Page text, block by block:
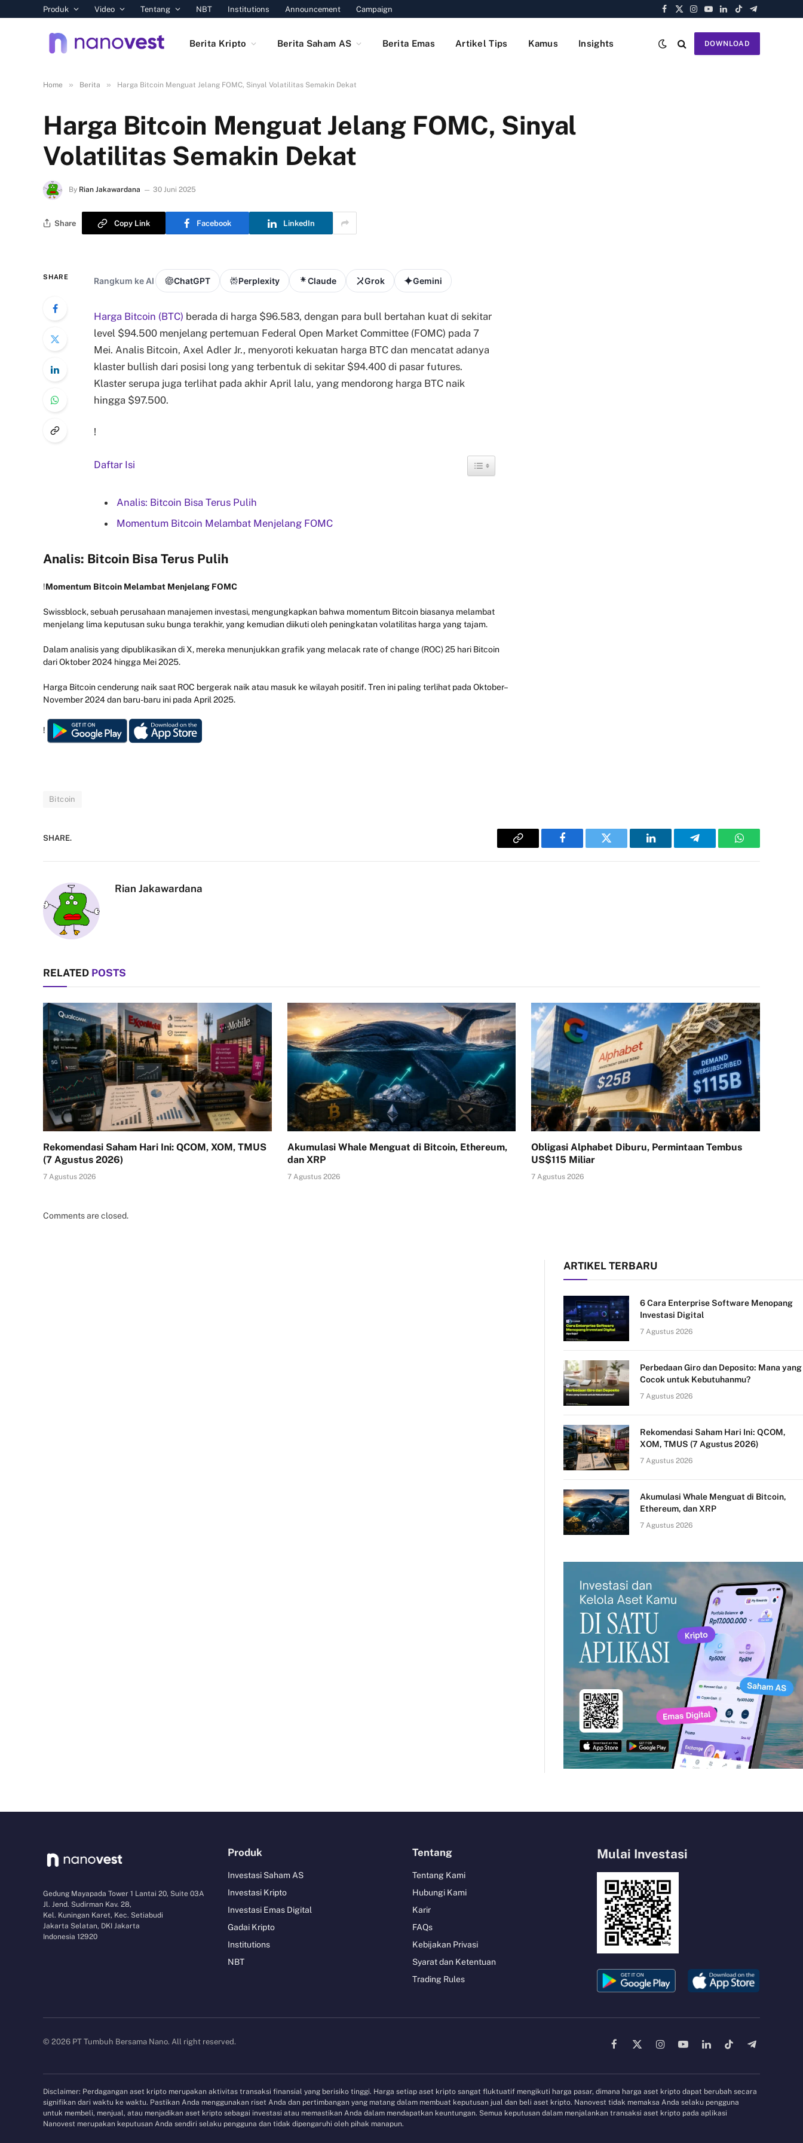
Produk Video Tentang NBT Institutions Announcement Campaign
Facebook
X
Instagram
YouTube
LinkedIn
TikTokTelegram
Berita Kripto Berita Saham AS Berita Emas Artikel Tips Kamus Insights DOWNLOAD
Home » Berita » Harga Bitcoin Menguat Jelang FOMC, Sinyal Volatilitas Semakin Dekat
Harga Bitcoin Menguat Jelang FOMC, Sinyal
Volatilitas Semakin Dekat
By Rian Jakawardana 30 Juni 2025
Share Copy Link Facebook LinkedIn
SHARE Rangkum ke AI ChatGPT Perplexity Claude Grok Gemini
Harga Bitcoin (BTC) berada di harga $96.583, dengan para bull bertahan kuat di sekitar
level $94.500 menjelang pertemuan Federal Open Market Committee (FOMC) pada 7
Mei. Analis Bitcoin, Axel Adler Jr., menyoroti kekuatan harga BTC dan mencatat adanya
klaster bullish dari posisi long yang terbentuk di sekitar $94.400 di pasar futures.
Klaster serupa juga terlihat pada akhir April lalu, yang mendorong harga BTC naik
hingga $97.500.
!
Daftar Isi
Analis: Bitcoin Bisa Terus Pulih
Momentum Bitcoin Melambat Menjelang FOMC
Analis: Bitcoin Bisa Terus Pulih
!Momentum Bitcoin Melambat Menjelang FOMC
Swissblock, sebuah perusahaan manajemen investasi, mengungkapkan bahwa momentum Bitcoin biasanya melambat
menjelang lima keputusan suku bunga terakhir, yang kemudian diikuti oleh peningkatan volatilitas harga yang tajam.
Dalam analisis yang dipublikasikan di X, mereka menunjukkan grafik yang melacak rate of change (ROC) 25 hari Bitcoin
dari Oktober 2024 hingga Mei 2025.
Harga Bitcoin cenderung naik saat ROC bergerak naik atau masuk ke wilayah positif. Tren ini paling terlihat pada Oktober–
November 2024 dan baru-baru ini pada April 2025.
!
Bitcoin
SHARE.
Copy
Facebook Twitter LinkedIn Telegram WhatsApp
Rian Jakawardana
RELATED POSTS
Rekomendasi Saham Hari Ini: QCOM, XOM, TMUS
(7 Agustus 2026)
7 Agustus 2026
Akumulasi Whale Menguat di Bitcoin, Ethereum,
dan XRP
7 Agustus 2026
Obligasi Alphabet Diburu, Permintaan Tembus
US$115 Miliar
7 Agustus 2026
Comments are closed.
ARTIKEL TERBARU
6 Cara Enterprise Software Menopang
Investasi Digital
7 Agustus 2026
Perbedaan Giro dan Deposito: Mana yang
Cocok untuk Kebutuhanmu?
7 Agustus 2026
Rekomendasi Saham Hari Ini: QCOM,
XOM, TMUS (7 Agustus 2026)
7 Agustus 2026
Akumulasi Whale Menguat di Bitcoin,
Ethereum, dan XRP
7 Agustus 2026
Gedung Mayapada Tower 1 Lantai 20, Suite 03A
Jl. Jend. Sudirman Kav. 28,
Kel. Kuningan Karet, Kec. Setiabudi
Jakarta Selatan, DKI Jakarta
Indonesia 12920
Produk
Investasi Saham AS
Investasi Kripto
Investasi Emas Digital
Gadai Kripto
Institutions
NBT
Tentang
Tentang Kami
Hubungi Kami
Karir
FAQs
Kebijakan Privasi
Syarat dan Ketentuan
Trading Rules
Mulai Investasi
© 2026 PT Tumbuh Bersama Nano. All right reserved.
Facebook
X
InstagramYouTubeLinkedInTikTokTelegram
Disclaimer: Perdagangan aset kripto merupakan aktivitas transaksi finansial yang berisiko tinggi. Harga setiap aset kripto sangat fluktuatif mengikuti harga pasar, dimana harga aset kripto dapat berubah secara
signifikan dari waktu ke waktu. Pastikan Anda menggunakan riset Anda dan pertimbangan yang matang dalam membuat keputusan jual dan beli aset kripto. Nanovest tidak memaksa Anda selaku pengguna
untuk membeli, menjual, atau menjadikan aset kripto sebagai investasi atau memastikan Anda dalam mendapatkan keuntungan. Semua keputusan dalam menjalankan transaksi aset kripto pada aplikasi
Nanovest merupakan keputusan Anda sendiri selaku pengguna dan tidak dipengaruhi oleh pihak manapun.